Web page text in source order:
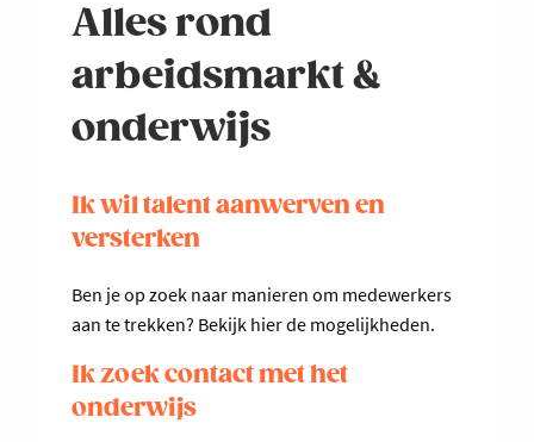
Alles rond
arbeidsmarkt &
onderwijs
Ik wil talent aanwerven en
versterken
Ben je op zoek naar manieren om medewerkers
aan te trekken? Bekijk hier de mogelijkheden.
Ik zoek contact met het
onderwijs